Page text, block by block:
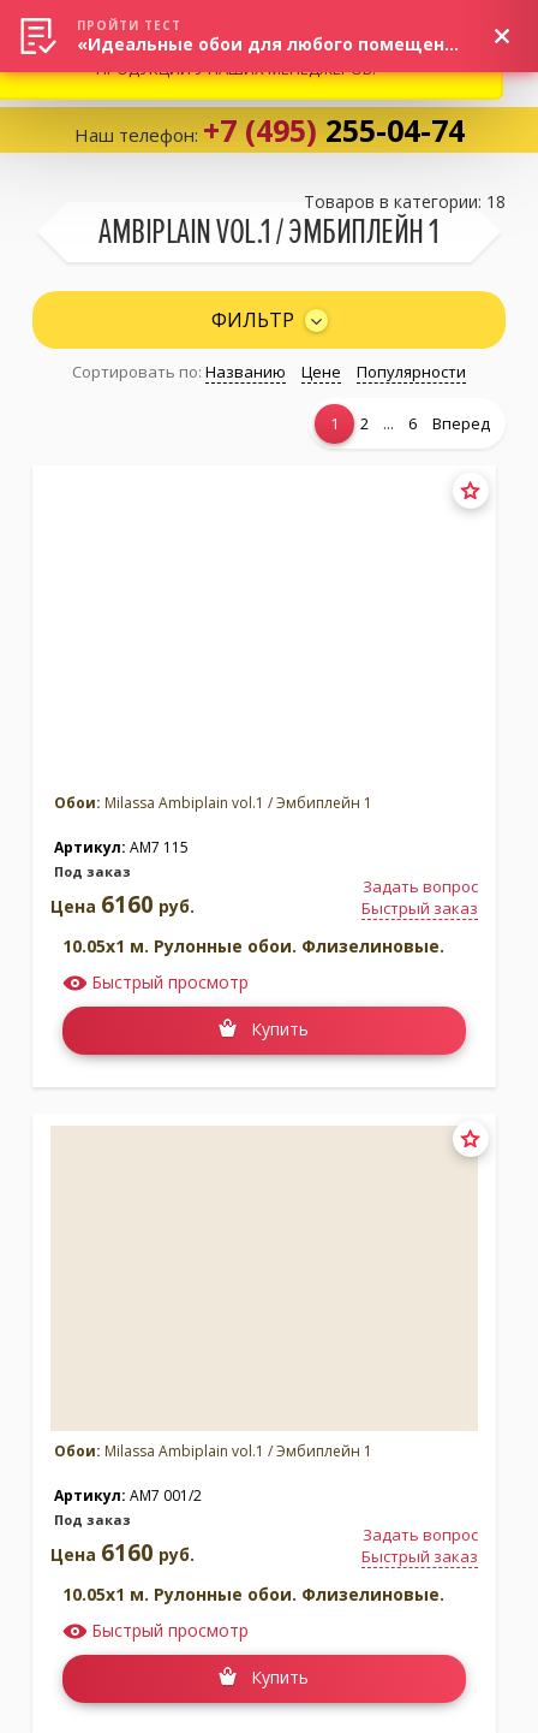
Избранное:0 товаров
Каталог
Наш телефон: +7 (495) 255-04-74
AMBIPLAIN VOL.1 / ЭМБИПЛЕЙН 1
Товаров в категории: 18
ФИЛЬТР
Сортировать по: Названию Цене Популярности
1 2 ... 6 Вперед
Обои: Milassa Ambiplain vol.1 / Эмбиплейн 1
Артикул: AM7 115
Под заказ
Задать вопрос
Быстрый заказ
Цена 6160 руб.
10.05x1 м. Рулонные обои. Флизелиновые.
Быстрый просмотр
Купить
Обои: Milassa Ambiplain vol.1 / Эмбиплейн 1
Артикул: AM7 001/2
Под заказ
Задать вопрос
Быстрый заказ
Цена 6160 руб.
10.05x1 м. Рулонные обои. Флизелиновые.
Быстрый просмотр
Купить
ВНИМАНИЕ! В СВЯЗИ С СИТУАЦИЕЙ НА РЫНКЕ, ПРОСИМ
УТОЧНЯТЬ АКТУАЛЬНУЮ СТОИМОСТЬ И НАЛИЧИЕ
ПРОДУКЦИИ У НАШИХ МЕНЕДЖЕРОВ.
ПРОЙТИ ТЕСТ
«Идеальные обои для любого помещения!»